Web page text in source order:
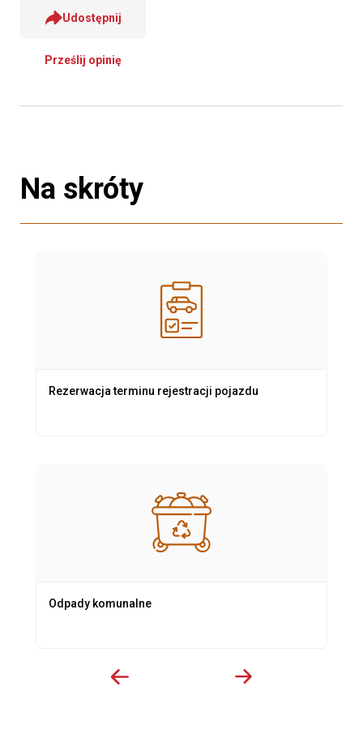
Udostępnij
Prześlij opinię
Na skróty
Rezerwacja terminu rejestracji pojazdu
Odpady komunalne